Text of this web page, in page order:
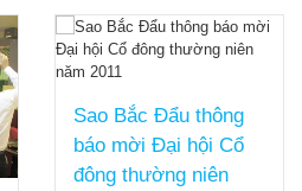
Sao Bắc Đẩu thông
báo mời Đại hội Cổ
đông thường niên